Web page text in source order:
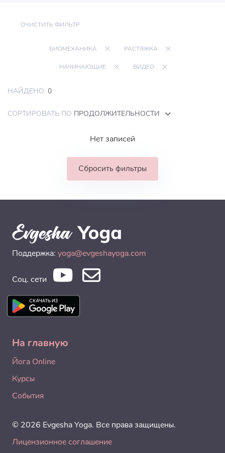
ОЧИСТИТЬ ФИЛЬТР
БИОМЕХАНИКА РАСТЯЖКА
НАЧИНАЮЩИЕ ВИДЕО
НАЙДЕНО: 0
СОРТИРОВАТЬ ПО ПРОДОЛЖИТЕЛЬНОСТИ
Нет записей
Сбросить фильтры
Поддержка: yoga@evgeshayoga.com
Соц. сети
На главную
Йога Online
Курсы
События
© 2026 Evgesha Yoga. Все права защищены.
Лицензионное соглашение